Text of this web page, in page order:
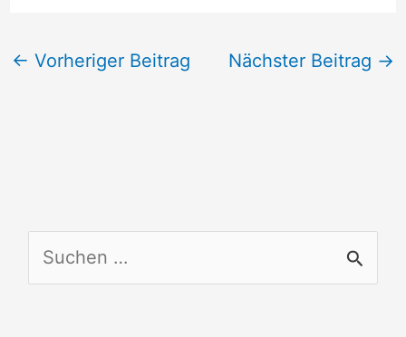
← Vorheriger Beitrag Nächster Beitrag →
u